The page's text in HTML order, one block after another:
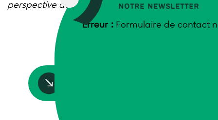
notre newsletter
Erreur : Formulaire de contact
perspective dans laquelle on se trouve.